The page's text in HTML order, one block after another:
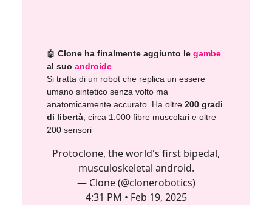
🤖 Clone ha finalmente aggiunto le gambe
al suo androide
Si tratta di un robot che replica un essere
umano sintetico senza volto ma
anatomicamente accurato. Ha oltre 200 gradi
di libertà, circa 1.000 fibre muscolari e oltre
200 sensori
Protoclone, the world's first bipedal,
musculoskeletal android.
— Clone (@clonerobotics)
4:31 PM • Feb 19, 2025